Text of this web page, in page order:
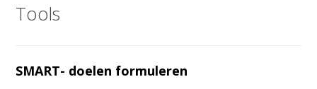
Tools
SMART- doelen formuleren